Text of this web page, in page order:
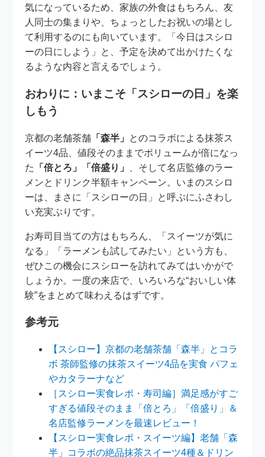
気になっているため、家族の外食はもちろん、友
人同士の集まりや、ちょっとしたお祝いの場とし
て利用するのにも向いています。「今日はスシロ
ーの日にしよう」と、予定を決めて出かけたくな
るような内容と言えるでしょう。
おわりに：いまこそ「スシローの日」を楽
しもう
京都の老舗茶舗 「森半」 とのコラボによる抹茶ス
イーツ4品、値段そのままでボリュームが倍になっ
た
「倍とろ」「倍盛り」
、そして名店監修のラー
メンとドリンク半額キャンペーン。いまのスシロ
ーは、まさに「スシローの日」と呼ぶにふさわし
い充実ぶりです。
お寿司目当ての方はもちろん、「スイーツが気に
なる」「ラーメンも試してみたい」という方も、
ぜひこの機会にスシローを訪れてみてはいかがで
しょうか。一度の来店で、いろいろな“おいしい体
験”をまとめて味わえるはずです。
参考元
【スシロー】京都の老舗茶舗「森半」とコラ
ボ 茶師監修の抹茶スイーツ4品を実食 パフェ
やカタラーナなど
［スシロー実食レポ・寿司編］満足感がすご
すぎる値段そのまま「倍とろ」「倍盛り」＆
名店監修ラーメンを最速レビュー！
【スシロー実食レポ・スイーツ編】老舗「森
半」コラボの絶品抹茶スイーツ4種＆ドリン